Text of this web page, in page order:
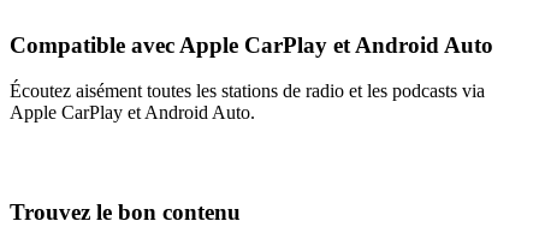
Compatible avec Apple CarPlay et Android Auto
Écoutez aisément toutes les stations de radio et les podcasts via
Apple CarPlay et Android Auto.
Trouvez le bon contenu